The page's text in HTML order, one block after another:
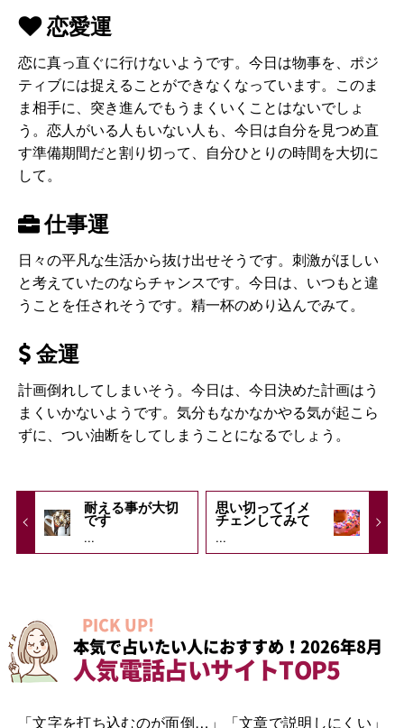
恋愛運
恋に真っ直ぐに行けないようです。今日は物事を、ポジ
ティブには捉えることができなくなっています。このま
ま相手に、突き進んでもうまくいくことはないでしょ
う。恋人がいる人もいない人も、今日は自分を見つめ直
す準備期間だと割り切って、自分ひとりの時間を大切に
して。
仕事運
日々の平凡な生活から抜け出せそうです。刺激がほしい
と考えていたのならチャンスです。今日は、いつもと違
うことを任されそうです。精一杯のめり込んでみて。
金運
計画倒れしてしまいそう。今日は、今日決めた計画はう
まくいかないようです。気分もなかなかやる気が起こら
ずに、つい油断をしてしまうことになるでしょう。
耐える事が大切
です
...
思い切ってイメ
チェンしてみて
...
PICK UP!
本気で占いたい人におすすめ！2026年8月
人気電話占いサイトTOP5
「文字を打ち込むのが面倒…」「文章で説明しにくい」